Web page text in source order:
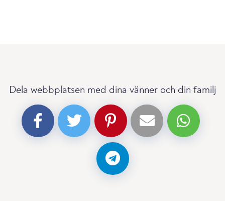
Dela webbplatsen med dina vänner och din familj